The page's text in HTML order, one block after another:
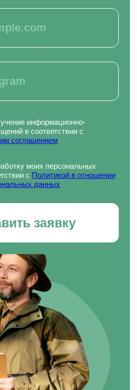
врача
организации
персональных
МОБИЛЬНОЕ
и мобильное
нашим партнером - ООО
проекта